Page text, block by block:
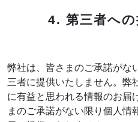
4. 第三者へ
弊社は、皆さまのご承諾がな
三者に提供いたしません。弊
に有益と思われる情報のお届
まのご承諾がない限り個人情